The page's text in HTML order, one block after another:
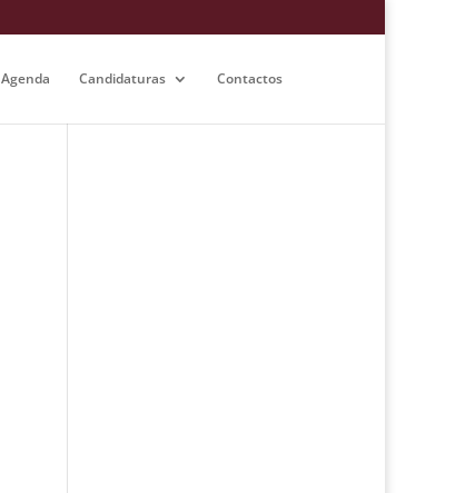
Agenda Candidaturas Contactos